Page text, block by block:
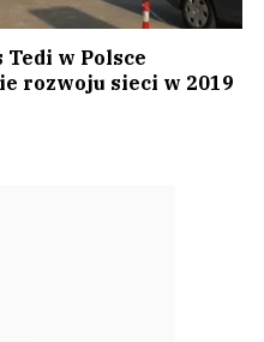
w Polsce
rozwoju sieci w 2019